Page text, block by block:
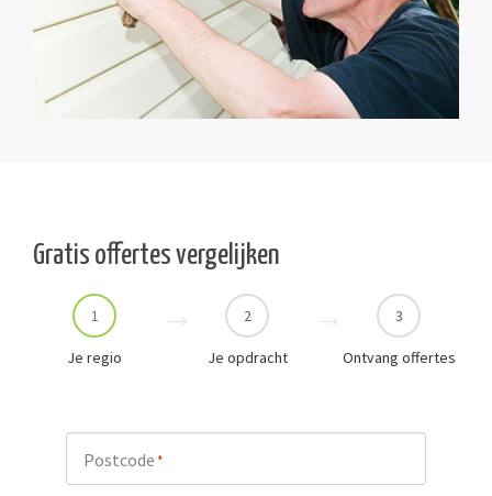
Gratis offertes vergelijken
1
Je regio
2
Je opdracht
3
Ontvang offertes
Postcode*